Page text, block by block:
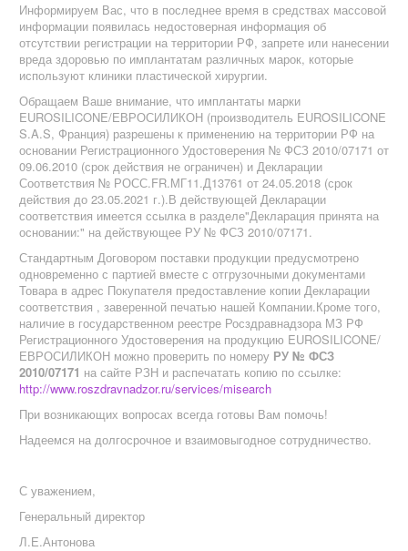
Информируем Вас, что в последнее время в средствах массовой
информации появилась недостоверная информация об
отсутствии регистрации на территории РФ, запрете или нанесении
вреда здоровью по имплантатам различных марок, которые
используют клиники пластической хирургии.
Обращаем Ваше внимание, что имплантаты марки
EUROSILICONE/ЕВРОСИЛИКОН (производитель EUROSILICONE
S.A.S, Франция) разрешены к применению на территории РФ на
основании Регистрационного Удостоверения № ФСЗ 2010/07171 от
09.06.2010 (срок действия не ограничен) и Декларации
Соответствия № РОСС.FR.МГ11.Д13761 от 24.05.2018 (срок
действия до 23.05.2021 г.).В действующей Декларации
соответствия имеется ссылка в разделе"Декларация принята на
основании:" на действующее РУ № ФСЗ 2010/07171.
Стандартным Договором поставки продукции предусмотрено
одновременно с партией вместе с отгрузочными документами
Товара в адрес Покупателя предоставление копии Декларации
соответствия , заверенной печатью нашей Компании.Кроме того,
наличие в государственном реестре Росздравнадзора МЗ РФ
Регистрационного Удостоверения на продукцию EUROSILICONE/
ЕВРОСИЛИКОН можно проверить по номеру РУ № ФСЗ
2010/07171 на сайте РЗН и распечатать копию по ссылке:
http://www.roszdravnadzor.ru/services/misearch
При возникающих вопросах всегда готовы Вам помочь!
Надеемся на долгосрочное и взаимовыгодное сотрудничество.
С уважением,
Генеральный директор
Л.Е.Антонова